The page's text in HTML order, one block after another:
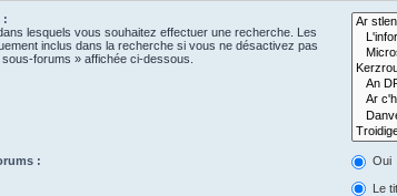
:
lesquels vous souhaitez effectuer une recherche. Les
inclus dans la recherche si vous ne désactivez pas
forums » affichée ci-dessous.
: Oui
Le